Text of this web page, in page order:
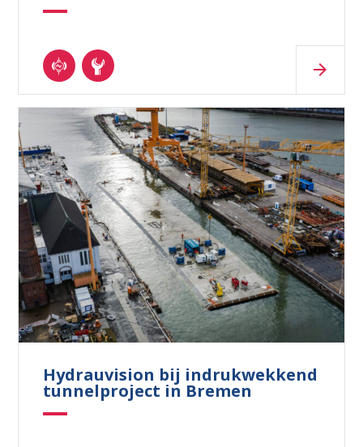
Hydrauvision bij indrukwekkend
tunnelproject in Bremen